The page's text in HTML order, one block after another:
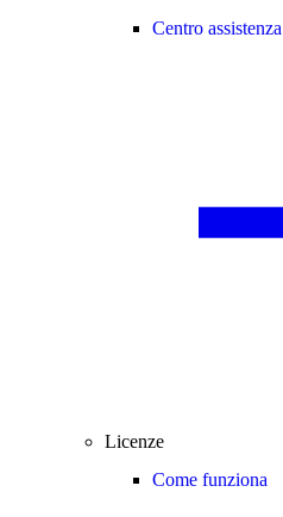
Centro assistenza
Licenze
Come funziona